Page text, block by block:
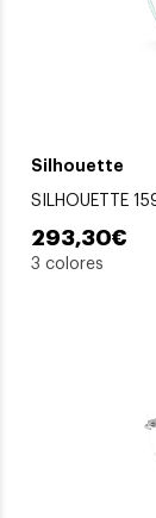
Silhouette
SILHOUETTE
293,30€
3 colores